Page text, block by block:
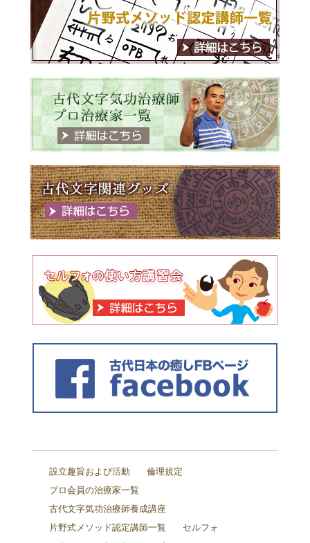
設立趣旨および活動
倫理規定
プロ会員の治療家一覧
古代文字気功治療師養成講座
片野式メソッド認定講師一覧
セルフォ